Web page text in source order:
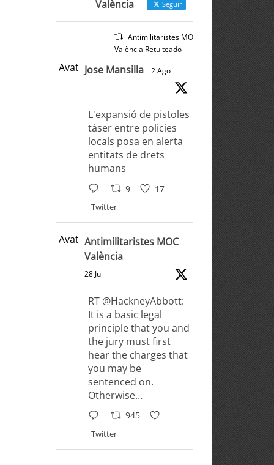
València
Seguir
Antimilitaristes MOC
València Retuiteado
AvatarJose Mansilla 2 Ago
L'expansió de pistoles
tàser entre policies
locals posa en alerta
entitats de drets
humans
9 17
Twitter
AvatarAntimilitaristes MOC
València
28 Jul
RT @HackneyAbbott:
It is a basic legal
principle that you and
the jury must first
hear the charges that
you may be
sentenced on.
Otherwise…
945
Twitter